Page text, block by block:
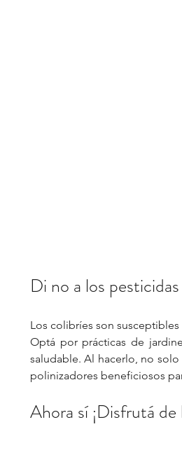
Di no a los
Los colibríes son
Optá por prácticas de
saludable. Al hacerlo, no
polinizadores beneficiosos
Ahora sí ¡Disfrutá